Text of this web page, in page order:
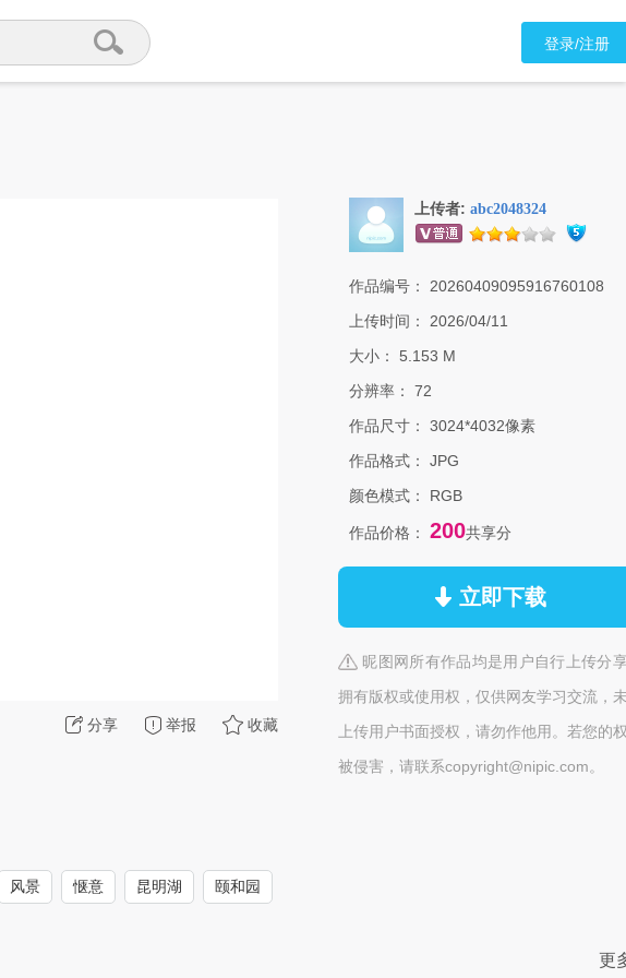
登录/注册
分享 举报 收藏
上传者: abc2048324
作品编号：
20260409095916760108
上传时间：
2026/04/11
大小：
5.153 M
分辨率：
72
作品尺寸：
3024*4032像素
作品格式：
JPG
颜色模式：
RGB
作品价格： 200共享分
立即下载
昵图网所有作品均是用户自行上传分
拥有版权或使用权，仅供网友学习交流，
上传用户书面授权，请勿作他用。若您的
被侵害，请联系copyright@nipic.com。
风景 惬意 昆明湖 颐和园
更